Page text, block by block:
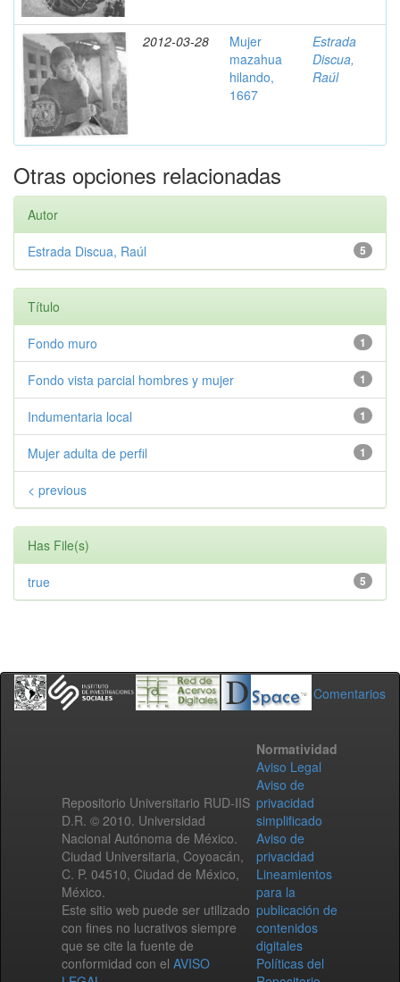
2012-03-28
Mujer
mazahua
hilando,
1667
Estrada
Discua,
Raúl
Otras opciones relacionadas
Autor
5
Estrada Discua, Raúl
Título
1
Fondo muro
1
Fondo vista parcial hombres y mujer
1
Indumentaria local
1
Mujer adulta de perfil
< previous
Has File(s)
5
true
Comentarios
Repositorio Universitario RUD-IIS
D.R. © 2010. Universidad
Nacional Autónoma de México.
Ciudad Universitaria, Coyoacán,
C. P. 04510, Ciudad de México,
México.
Este sitio web puede ser utilizado
con fines no lucrativos siempre
que se cite la fuente de
conformidad con el AVISO
Normatividad
Aviso Legal
Aviso de
privacidad
simplificado
Aviso de
privacidad
Lineamientos
para la
publicación de
contenidos
digitales
Políticas del